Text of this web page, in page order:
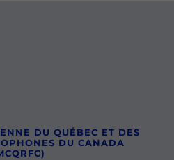
DU QUÉBEC ET DES
DU CANADA